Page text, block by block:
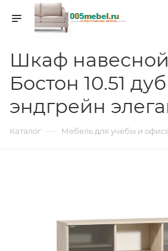
Шкаф навесной
Бостон 10.51 дуб
эндгрейн
Каталог — Мебель для учебы и